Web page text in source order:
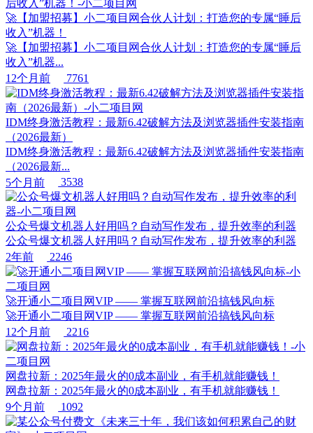
🚀【加盟招募】小二项目网合伙人计划：打造您的专属“睡后
收入”机器！
🚀【加盟招募】小二项目网合伙人计划：打造您的专属“睡后
收入”机器...
12个月前
7761
IDM终身激活教程：最新6.42破解方法及浏览器插件安装指南
（2026最新）
IDM终身激活教程：最新6.42破解方法及浏览器插件安装指南
（2026最新...
5个月前
3538
公众号爆文机器人好用吗？自动写作发布，提升效率的利器
公众号爆文机器人好用吗？自动写作发布，提升效率的利器
2年前
2246
🚀开通小二项目网VIP —— 掌握互联网前沿搞钱风向标
🚀开通小二项目网VIP —— 掌握互联网前沿搞钱风向标
12个月前
2216
网盘拉新：2025年最火的0成本副业，有手机就能赚钱！
网盘拉新：2025年最火的0成本副业，有手机就能赚钱！
9个月前
1092